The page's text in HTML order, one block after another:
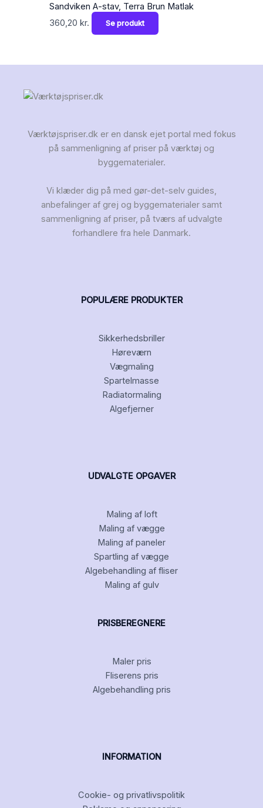
Sandviken A-stav, Terra Brun Matlak
360,20 kr. Se produkt
Værktøjspriser.dk er en dansk ejet portal med fokus
på sammenligning af priser på værktøj og
byggematerialer.
Vi klæder dig på med gør-det-selv guides,
anbefalinger af grej og byggematerialer samt
sammenligning af priser, på tværs af udvalgte
forhandlere fra hele Danmark.
POPULÆRE PRODUKTER
Sikkerhedsbriller
Høreværn
Vægmaling
Spartelmasse
Radiatormaling
Algefjerner
UDVALGTE OPGAVER
Maling af loft
Maling af vægge
Maling af paneler
Spartling af vægge
Algebehandling af fliser
Maling af gulv
PRISBEREGNERE
Maler pris
Fliserens pris
Algebehandling pris
INFORMATION
Cookie- og privatlivspolitik